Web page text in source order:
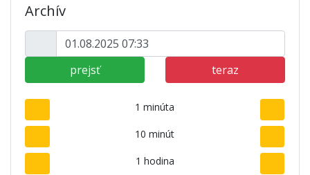
Archív
prejsť teraz
1 minúta
10 minút
1 hodina